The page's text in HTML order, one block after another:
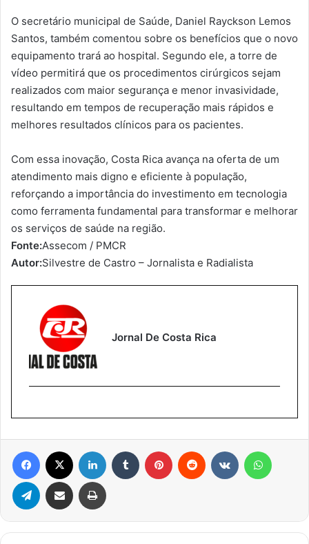
O secretário municipal de Saúde, Daniel Rayckson Lemos
Santos, também comentou sobre os benefícios que o novo
equipamento trará ao hospital. Segundo ele, a torre de
vídeo permitirá que os procedimentos cirúrgicos sejam
realizados com maior segurança e menor invasividade,
resultando em tempos de recuperação mais rápidos e
melhores resultados clínicos para os pacientes.
Com essa inovação, Costa Rica avança na oferta de um
atendimento mais digno e eficiente à população,
reforçando a importância do investimento em tecnologia
como ferramenta fundamental para transformar e melhorar
os serviços de saúde na região.
Fonte:Assecom / PMCR
Autor:Silvestre de Castro – Jornalista e Radialista
Jornal De Costa Rica
Facebook Linkedin Tumblr Pinterest Reddit
Telegram Compartilhar via e-mail Imprimir